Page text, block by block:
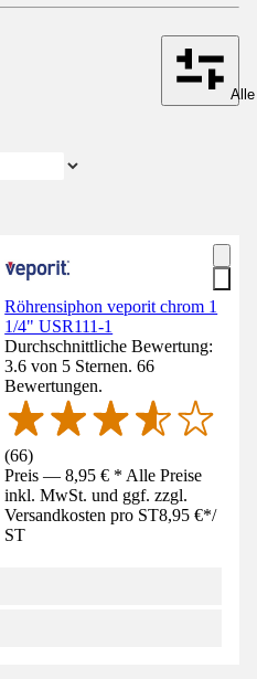
Röhrensiphon veporit chrom 1
1/4" USR111-1
Durchschnittliche Bewertung:
3.6 von 5 Sternen. 66
Bewertungen.
(66)
Preis — 8,95 € * Alle Preise
inkl. MwSt. und ggf. zzgl.
Versandkosten pro ST8,95 €*/
ST